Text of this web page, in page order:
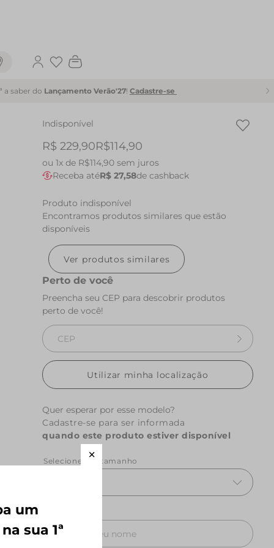
a saber do Lançamento Verão'27! Cadastre-se
Indisponível
R$ 229,90R$114,90
ou 1x de R$114,90 sem juros
Receba atéR$ 27,58de cashback
Produto indisponível
Encontramos produtos similares que estão
disponíveis
Ver produtos similares
Perto de você
Preencha seu CEP para descobrir produtos
perto de você!
Utilizar minha localização
Quer esperar por esse modelo?
Cadastre-se para ser informada
quando este produto estiver disponível
Selecione um tamanho
um
sua 1ª